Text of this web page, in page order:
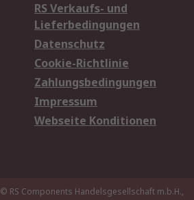
RS Verkaufs- und
Lieferbedingungen
Datenschutz
Cookie-Richtlinie
Zahlungsbedingungen
Impressum
Webseite Konditionen
© RS Components Handelsgesellschaft m.b.H.,